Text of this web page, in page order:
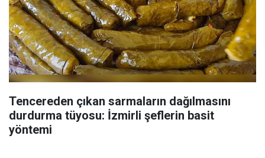
Tencereden çıkan sarmaların dağılmasını
durdurma tüyosu: İzmirli şeflerin basit
yöntemi